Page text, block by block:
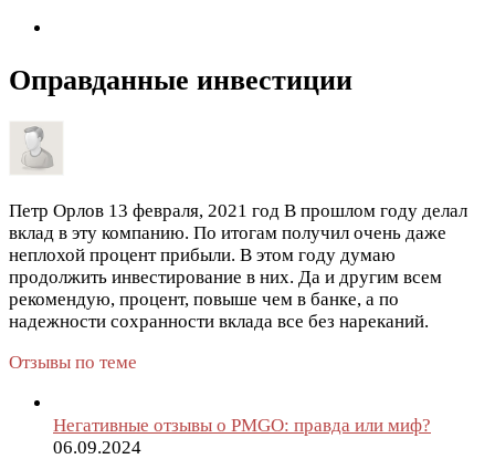
Оправданные инвестиции
Петр Орлов 13 февраля, 2021 год В прошлом году делал
вклад в эту компанию. По итогам получил очень даже
неплохой процент прибыли. В этом году думаю
продолжить инвестирование в них. Да и другим всем
рекомендую, процент, повыше чем в банке, а по
надежности сохранности вклада все без нареканий.
Отзывы по теме
Негативные отзывы о PMGO: правда или миф?
06.09.2024